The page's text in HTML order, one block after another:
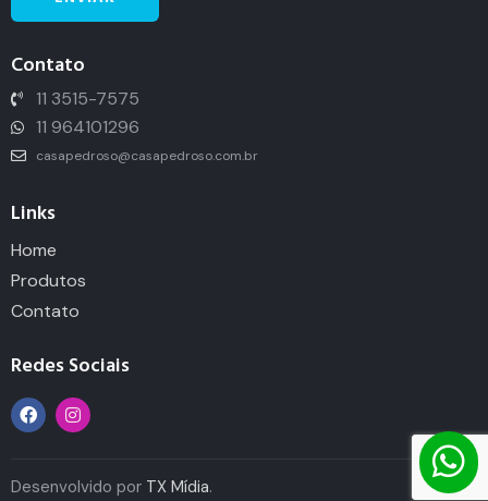
Contato
11 3515-7575
11 964101296
casapedroso@casapedroso.com.br
Links
Home
Produtos
Contato
Redes Sociais
Desenvolvido por TX Mídia.